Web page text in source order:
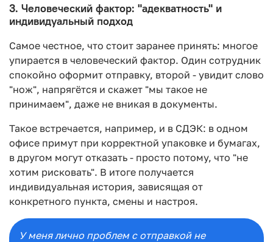
3. Человеческий фактор: "адекватность" и
индивидуальный подход
Самое честное, что стоит заранее принять: многое
упирается в человеческий фактор. Один сотрудник
спокойно оформит отправку, второй - увидит слово
"нож", напрягётся и скажет "мы такое не
принимаем", даже не вникая в документы.
Такое встречается, например, и в СДЭК: в одном
офисе примут при корректной упаковке и бумагах,
в другом могут отказать - просто потому, что "не
хотим рисковать". В итоге получается
индивидуальная история, зависящая от
конкретного пункта, смены и настроя.
У меня лично проблем с отправкой не